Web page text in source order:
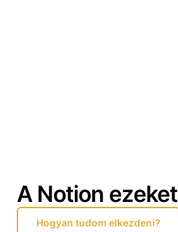
A Notion ezeket
Hogyan tudom elkezdeni?